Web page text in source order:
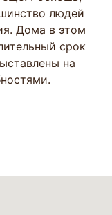
людей
Дома в этом
срок
на